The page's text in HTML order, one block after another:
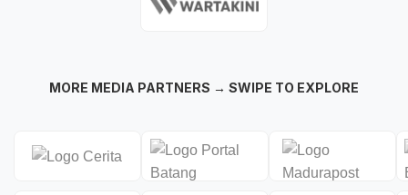
MORE MEDIA PARTNERS → SWIPE TO EXPLORE